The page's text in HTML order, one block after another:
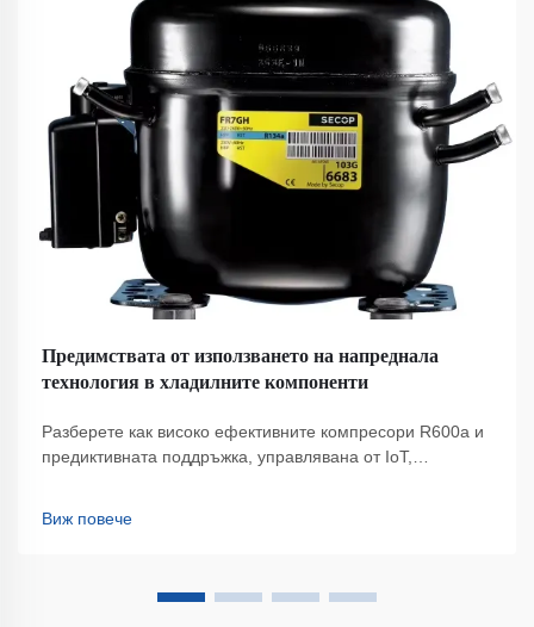
Предимствата от използването на напреднала
технология в хладилните компоненти
Разберете как високо ефективните компрeсори R600a и
предиктивната поддръжка, управлявана от IoT,
Виж повече